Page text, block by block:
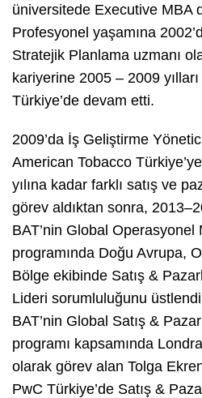
üniversitede Executive MBA
Profesyonel yaşamına
Stratejik Planlama uzmanı
kariyerine 2005 – 2009
Türkiye’de devam etti.
2009’da İş Geliştirme
American Tobacco
yılına kadar farklı satış ve
görev aldıktan sonra,
BAT’nin Global Operasyonel
programında Doğu Avrupa,
Bölge ekibinde Satış &
Lideri sorumluluğunu
BAT’nin Global Satış &
programı kapsamında
olarak görev alan Tolga
PwC Türkiye’de Satış &